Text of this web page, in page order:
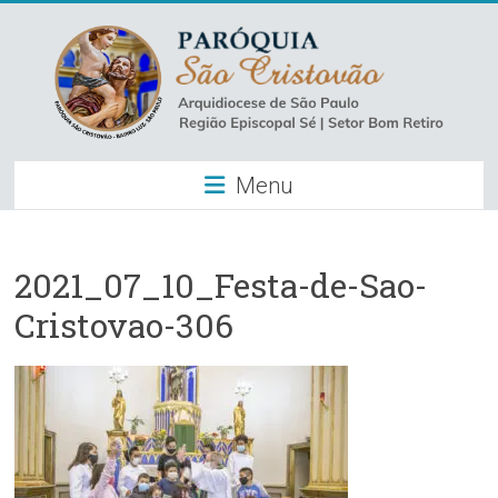
content
Paróquia
São
–
Luz
Arquidiocese
São
Paulo
–
Menu
2021_07_10_Festa-de-Sao-
Cristovao-306